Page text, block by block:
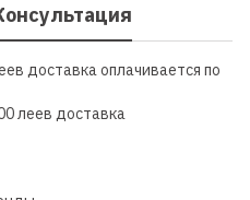
доставка оплачивается по
леев доставка